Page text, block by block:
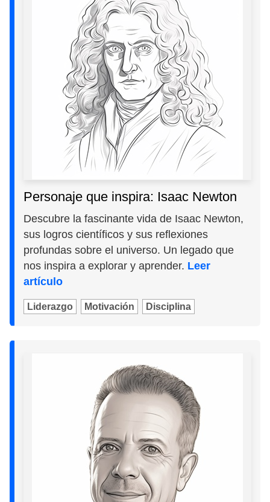
Personaje que inspira: Isaac Newton
Descubre la fascinante vida de Isaac Newton,
sus logros científicos y sus reflexiones
profundas sobre el universo. Un legado que
nos inspira a explorar y aprender. Leer
artículo
Liderazgo Motivación Disciplina